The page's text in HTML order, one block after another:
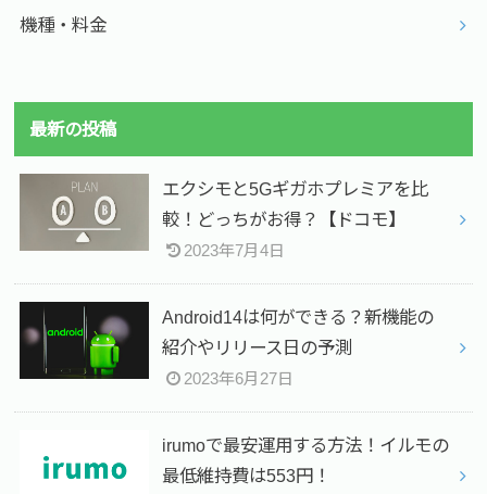
機種・料金
最新の投稿
エクシモと5Gギガホプレミアを比
較！どっちがお得？【ドコモ】
2023年7月4日
Android14は何ができる？新機能の
紹介やリリース日の予測
2023年6月27日
irumoで最安運用する方法！イルモの
最低維持費は553円！